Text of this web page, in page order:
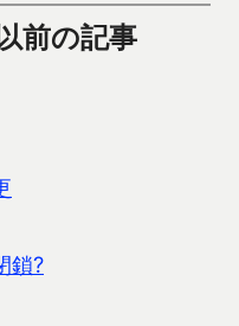
前の記事
鎖?